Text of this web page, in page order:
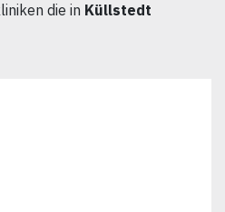
die in Küllstedt